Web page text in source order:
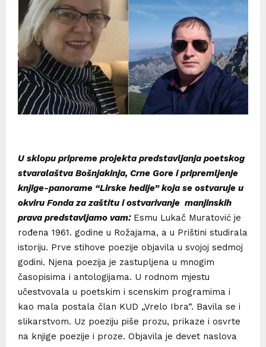
U sklopu pripreme projekta predstavljanja poetskog
stvaralaštva Bošnjakinja, Crne Gore i pripremljenje
knjige-panorame “Lirske hedije” koja se ostvaruje u
okviru Fonda za zaštitu i ostvarivanje manjinskih
prava predstavljamo vam: Esmu Lukač Muratović je
rođena 1961. godine u Rožajama, a u Prištini studirala
istoriju. Prve stihove poezije objavila u svojoj sedmoj
godini. Njena poezija je zastupljena u mnogim
časopisima i antologijama. U rodnom mjestu
učestvovala u poetskim i scenskim programima i
kao mala postala član KUD „Vrelo Ibra“. Bavila se i
slikarstvom. Uz poeziju piše prozu, prikaze i osvrte
na knjige poezije i proze. Objavila je devet naslova